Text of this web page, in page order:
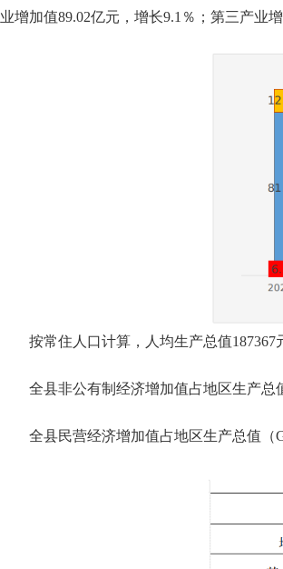
业增加值89.02亿元，增长9.1％；第三产业
按常住人口计算，人均生产总值187367
全县非公有制经济增加值占地区生产总
全县民营经济增加值占地区生产总值（